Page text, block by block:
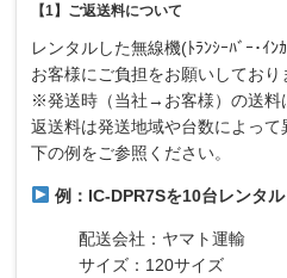
【1】ご返送料について
レンタルした無線機(ﾄﾗﾝｼｰﾊﾞｰ･ｲ
お客様にご負担をお願いしており
※発送時（当社→お客様）の送料
返送料は発送地域や台数によっ
下の例をご参照ください。
例：IC-DPR7Sを10台レンタ
配送会社：ヤマト運輸
サイズ：120サイズ